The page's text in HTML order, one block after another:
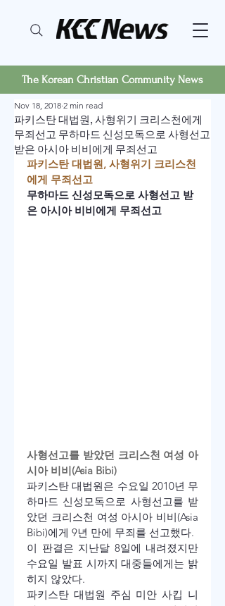
The Korean Christian Community News
파키스탄 대법원, 사형위기 크리스천에게
무죄선고 무하마드 신성모독으로 사형선고
받은 아시아 비비에게 무죄선고
Nov 18, 2018 2 min read
파키스탄 대법원, 사형위기 크리스천
에게 무죄선고
무하마드 신성모독으로 사형선고 받
은 아시아 비비에게 무죄선고
사형선고를 받았던 크리스천 여성 아
시아 비비(Asia Bibi)
파키스탄 대법원은 수요일 2010년 무
하마드 신성모독으로 사형선고를 받
았던 크리스천 여성 아시아 비비(Asia
Bibi)에게 9년 만에 무죄를 선고했다.
이 판결은 지난달 8일에 내려졌지만
수요일 발표 시까지 대중들에게는 밝
히지 않았다.
파키스탄 대법원 주심 미안 사킵 니